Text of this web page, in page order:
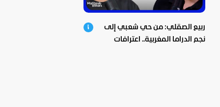
ربيع الصقلي: من حي شعبي إلى
نجم الدراما المغربية.. اعترافات